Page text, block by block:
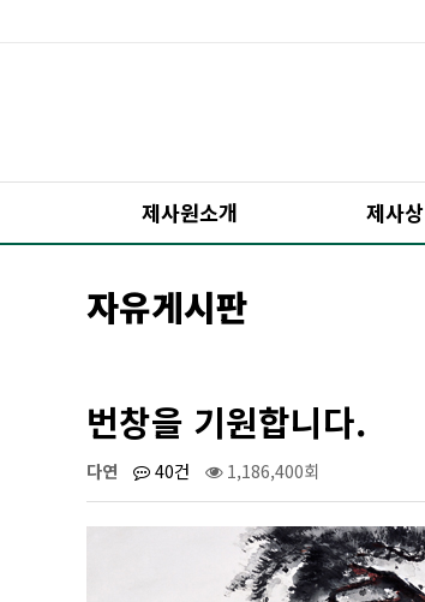
제사원소개 제사상
자유게시판
번창을 기원합니다.
다연 40건 1,186,400회